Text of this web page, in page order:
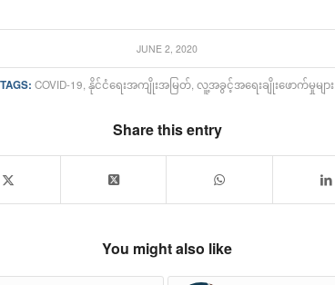
JUNE 2, 2020
TAGS: COVID-19 ,နိုင်ငံရေးအကျိုးအမြတ် ,လူ့အခွင့်အရေးချိုးဖောက်မှုများ
Share this entry
You might also like